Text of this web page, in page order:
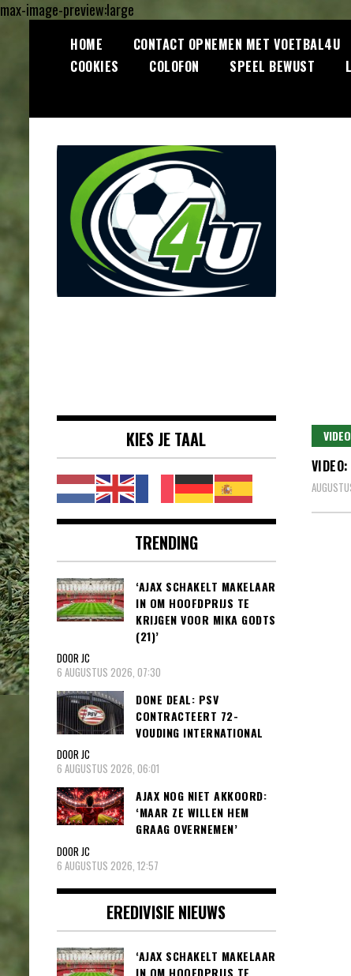
max-image-preview:large
HOME CONTACT OPNEMEN MET VOETBAL4U
COOKIES
COLOFON SPEEL BEWUST
Eredivisie &
Internationaal
voetbal |
VIDEO
KIES JE TAAL
TRENDING
‘AJAX SCHAKELT MAKELAAR
IN OM HOOFDPRIJS TE
KRIJGEN VOOR MIKA GODTS
(21)’
DOOR JC
6 AUGUSTUS 2026, 07:30
DONE DEAL: PSV
CONTRACTEERT 72-
VOUDING INTERNATIONAL
DOOR JC
6 AUGUSTUS 2026, 06:01
AJAX NOG NIET AKKOORD:
‘MAAR ZE WILLEN HEM
GRAAG OVERNEMEN’
DOOR JC
6 AUGUSTUS 2026, 12:57
EREDIVISIE NIEUWS
‘AJAX SCHAKELT MAKELAAR
IN OM HOOFDPRIJS TE